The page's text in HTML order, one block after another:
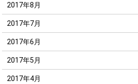
2017年8月
2017年7月
2017年6月
2017年5月
2017年4月